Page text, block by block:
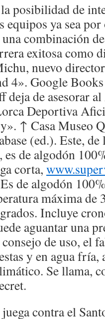
posibilidad de
equipos ya sea
combinación
exitosa como
nuevo
4». Google
deja de asesorar
Deportiva
↑ Casa Museo
(ed.). Este, de
de algodón
corta,
de algodón
máxima de
Incluye
aguantar una
de uso, el
y en agua
Se llama,
contra el